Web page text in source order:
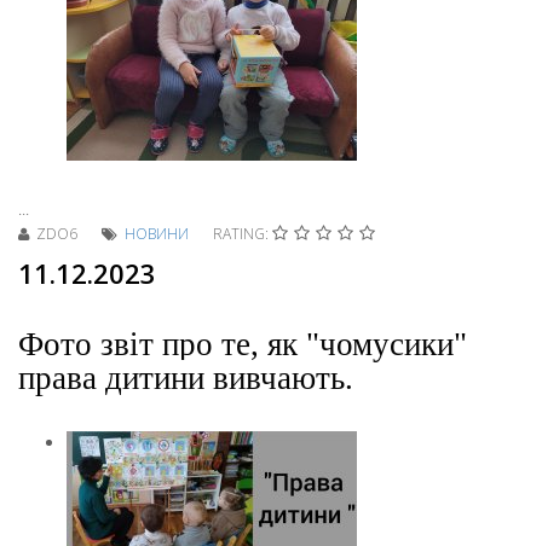
...
ZDO6 НОВИНИ RATING:
11.12.2023
Фото звіт про те, як "чомусики"
права дитини вивчають.